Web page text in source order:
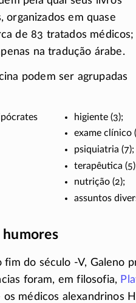
organizados em quase
de 83 tratados médicos;
na tradução árabe.
podem ser agrupadas
higiente (3);
exame clínico
psiquiatria (7);
terapêutica
nutrição (2);
assuntos
fim do século -V, Galeno
foram, em filosofia,
médicos alexandrinos